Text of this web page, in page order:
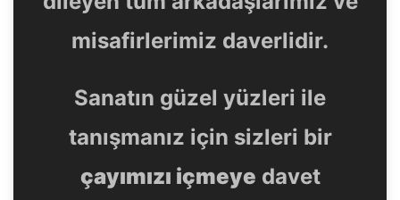
misafirlerimiz daverlidir.
Sanatın güzel yüzleri ile
tanışmanız için sizleri bir
çayımızı içmeye davet